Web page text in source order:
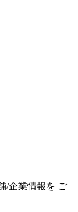
/企業情報を ご